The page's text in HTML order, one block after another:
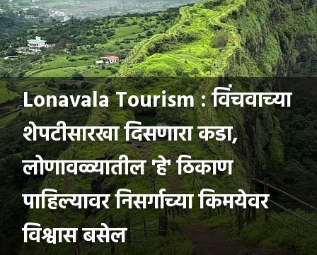
Lonavala Tourism : विंचवाच्या
शेपटीसारखा दिसणारा कडा,
लोणावळ्यातील 'हे' ठिकाण
पाहिल्यावर निसर्गाच्या किमयेवर
विश्वास बसेल